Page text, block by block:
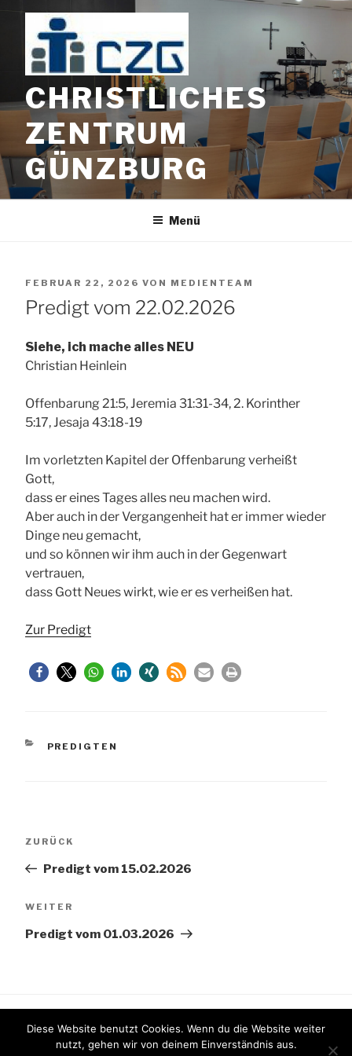
springen
CHRISTLICHES
ZENTRUM
GÜNZBURG
Menü
VERÖFFENTLICHT
AM
FEBRUAR 22, 2026 VON MEDIENTEAM
Predigt vom 22.02.2026
Siehe, ich mache alles NEU
Christian Heinlein
Offenbarung 21:5, Jeremia 31:31-34, 2. Korinther
5:17, Jesaja 43:18-19
Im vorletzten Kapitel der Offenbarung verheißt
Gott,
dass er eines Tages alles neu machen wird.
Aber auch in der Vergangenheit hat er immer wieder
Dinge neu gemacht,
und so können wir ihm auch in der Gegenwart
vertrauen,
dass Gott Neues wirkt, wie er es verheißen hat.
Zur Predigt
KATEGORIEN
PREDIGTEN
Vorheriger
ZURÜCK
Predigt vom 15.02.2026
Nächster
WEITER
Predigt vom 01.03.2026
Diese Website benutzt Cookies. Wenn du die Website weiter
nutzt, gehen wir von deinem Einverständnis aus.